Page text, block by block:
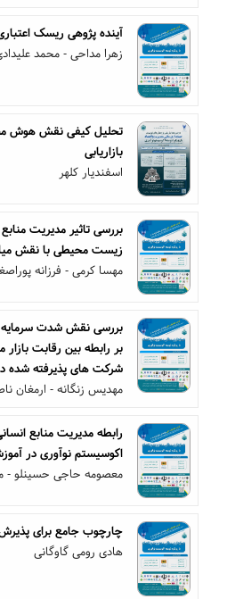
آینده پژوهی ریسک
زهرا مداحی - محمد
تحلیل کیفی نقش هوش
بازاریابی
اسفندیار کلهر
بررسی تاثیر مدیریت
زیست محیطی با نقش
مهسا کرمی - فرزانه
بررسی نقش شدت
بر رابطه بین رقابت
شرکت های پذیرفته شده
مهدیس زنگانه - ارمغان
رابطه مدیریت منابع
اکوسیستم نوآوری در
معصومه حاجی حسینلو -
چارچوب جامع برای پذیرش
هادی رومی گاوگانی